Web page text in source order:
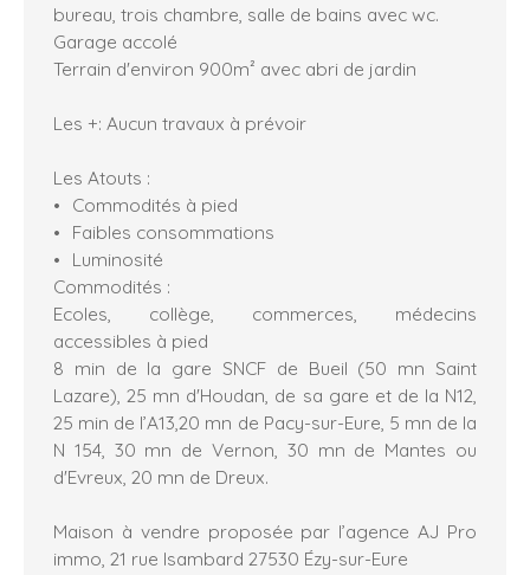
bureau, trois chambre, salle de bains avec wc.
Garage accolé
Terrain d'environ 900m² avec abri de jardin
Les +: Aucun travaux à prévoir
Les Atouts :
Commodités à pied
Faibles consommations
Luminosité
Commodités :
Ecoles, collège, commerces, médecins
accessibles à pied
8 min de la gare SNCF de Bueil (50 mn Saint
Lazare), 25 mn d'Houdan, de sa gare et de la N12,
25 min de l’A13,20 mn de Pacy-sur-Eure, 5 mn de la
N 154, 30 mn de Vernon, 30 mn de Mantes ou
d'Evreux, 20 mn de Dreux.
Maison à vendre proposée par l’agence AJ Pro
immo, 21 rue Isambard 27530 Ézy-sur-Eure